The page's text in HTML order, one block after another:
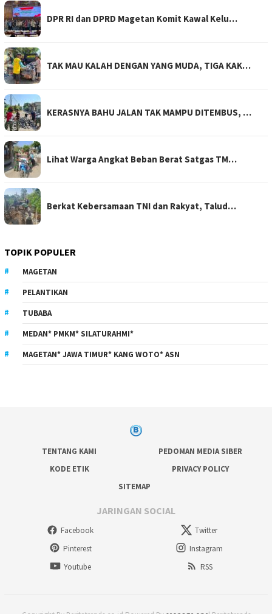
DPR RI dan DPRD Magetan Komit Kawal Kelu…
TAK MAU KALAH DENGAN YANG MUDA, TIGA KAK…
KERASNYA BAHU JALAN TAK MAMPU DITEMBUS, …
Lihat Warga Angkat Beban Berat Satgas TM…
Berkat Kebersamaan TNI dan Rakyat, Talud…
TOPIK POPULER
MAGETAN
PELANTIKAN
TUBABA
MEDAN* PMKM* SILATURAHMI*
MAGETAN* JAWA TIMUR* KANG WOTO* ASN
TENTANG KAMI
PEDOMAN MEDIA SIBER
KODE ETIK
PRIVACY POLICY
SITEMAP
JARINGAN SOCIAL
Facebook
Twitter
Pinterest
Instagram
Youtube
RSS